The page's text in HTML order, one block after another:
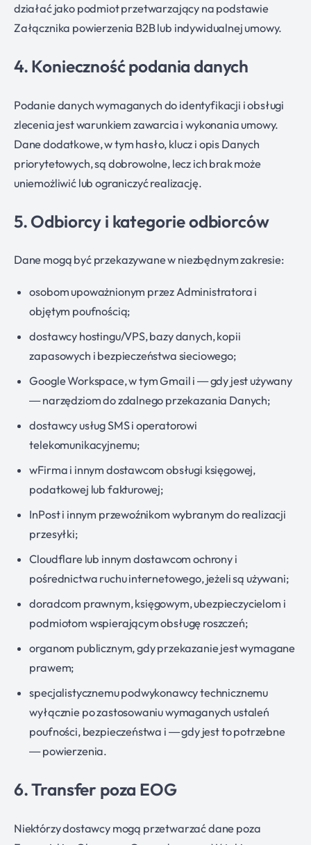
działać jako podmiot przetwarzający na podstawie
Załącznika powierzenia B2B lub indywidualnej umowy.
4. Konieczność podania danych
Podanie danych wymaganych do identyfikacji i obsługi
zlecenia jest warunkiem zawarcia i wykonania umowy.
Dane dodatkowe, w tym hasło, klucz i opis Danych
priorytetowych, są dobrowolne, lecz ich brak może
uniemożliwić lub ograniczyć realizację.
5. Odbiorcy i kategorie odbiorców
Dane mogą być przekazywane w niezbędnym zakresie:
osobom upoważnionym przez Administratora i
objętym poufnością;
dostawcy hostingu/VPS, bazy danych, kopii
zapasowych i bezpieczeństwa sieciowego;
Google Workspace, w tym Gmail i — gdy jest używany
— narzędziom do zdalnego przekazania Danych;
dostawcy usług SMS i operatorowi
telekomunikacyjnemu;
wFirma i innym dostawcom obsługi księgowej,
podatkowej lub fakturowej;
InPost i innym przewoźnikom wybranym do realizacji
przesyłki;
Cloudflare lub innym dostawcom ochrony i
pośrednictwa ruchu internetowego, jeżeli są używani;
doradcom prawnym, księgowym, ubezpieczycielom i
podmiotom wspierającym obsługę roszczeń;
organom publicznym, gdy przekazanie jest wymagane
prawem;
specjalistycznemu podwykonawcy technicznemu
wyłącznie po zastosowaniu wymaganych ustaleń
poufności, bezpieczeństwa i — gdy jest to potrzebne
— powierzenia.
6. Transfer poza EOG
Niektórzy dostawcy mogą przetwarzać dane poza